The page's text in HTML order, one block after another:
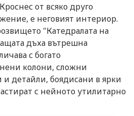
от всяко друго
е неговият интериор.
"Катедралата на
дъха вътрешна
с богато
колони, сложни
детайли, боядисани в ярки
с нейното утилитарно